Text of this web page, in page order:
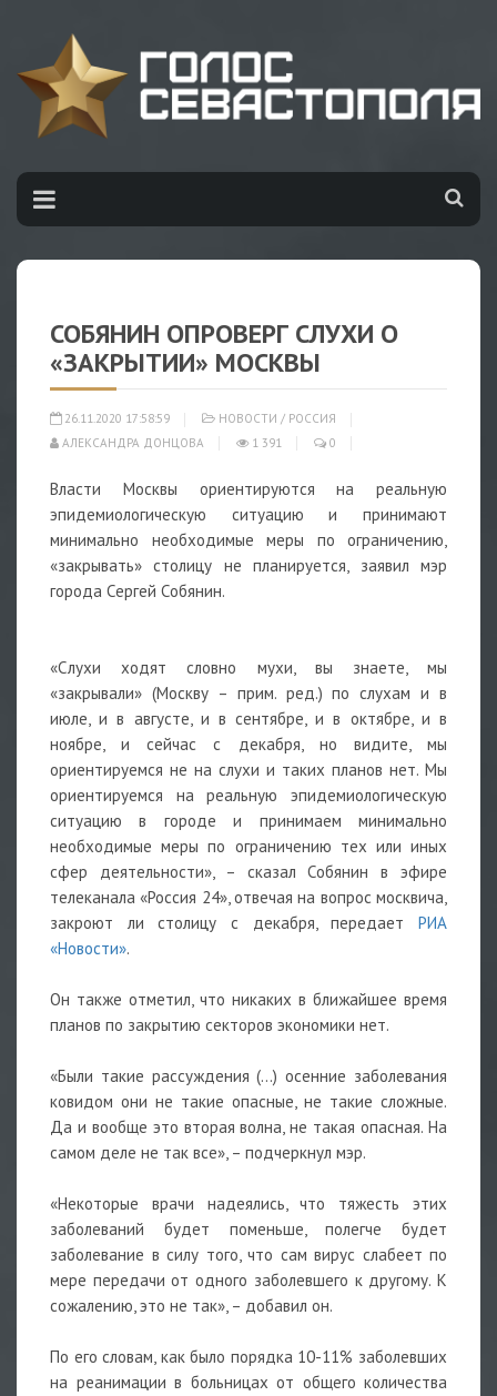
СОБЯНИН ОПРОВЕРГ СЛУХИ О
«ЗАКРЫТИИ» МОСКВЫ
26.11.2020 17:58:59 НОВОСТИ / РОССИЯ
АЛЕКСАНДРА ДОНЦОВА
1 391 0
Власти Москвы ориентируются на реальную
эпидемиологическую ситуацию и принимают
минимально необходимые меры по ограничению,
«закрывать» столицу не планируется, заявил мэр
города Сергей Собянин.
«Слухи ходят словно мухи, вы знаете, мы
«закрывали» (Москву – прим. ред.) по слухам и в
июле, и в августе, и в сентябре, и в октябре, и в
ноябре, и сейчас с декабря, но видите, мы
ориентируемся не на слухи и таких планов нет. Мы
ориентируемся на реальную эпидемиологическую
ситуацию в городе и принимаем минимально
необходимые меры по ограничению тех или иных
сфер деятельности», – сказал Собянин в эфире
телеканала «Россия 24», отвечая на вопрос москвича,
закроют ли столицу с декабря, передает РИА
«Новости».
Он также отметил, что никаких в ближайшее время
планов по закрытию секторов экономики нет.
«Были такие рассуждения (...) осенние заболевания
ковидом они не такие опасные, не такие сложные.
Да и вообще это вторая волна, не такая опасная. На
самом деле не так все», – подчеркнул мэр.
«Некоторые врачи надеялись, что тяжесть этих
заболеваний будет поменьше, полегче будет
заболевание в силу того, что сам вирус слабеет по
мере передачи от одного заболевшего к другому. К
сожалению, это не так», – добавил он.
По его словам, как было порядка 10-11% заболевших
на реанимации в больницах от общего количества